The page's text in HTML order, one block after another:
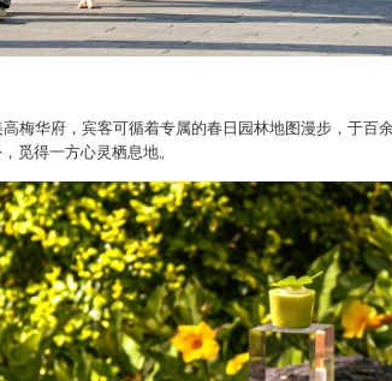
梅华府，宾客可循着专属的春日园林地图漫步，于百
觅得一方心灵栖息地。